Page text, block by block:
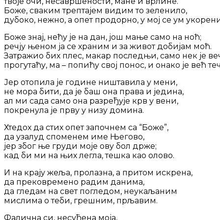
Боже, сваким трептајем видим то зеленило,
дубоко, нежно, а опет продорно, у мој се ум
Боже знај, нећу је на дан, још мање само на ноћ;
речју њеном ја се храним и за живот добијам моћ.
Затражио бих плес, макар последњи, само нек је
прогутаћу, ма – попићу свој понос, и онако је већ
Јер отопила је године ништавила у мени,
не мора бити, да је баш она права и једина,
ал ми сада само она разређује крв у вени,
покренула је прву у низу домина.
Хтедох да стих опет започнем са “Боже”,
да узалуд споменем име Његово,
јер због ње груди моје ову бол држе;
кад би ми на њих легла, тешка као олово.
И на крају жеља, пролазна, а притом искрена,
да прековремено радим данима,
да гледам на свет погледом, неукаљаним
мислима о теби, грешним, прљавим.
Фалична си, несуђена моја,